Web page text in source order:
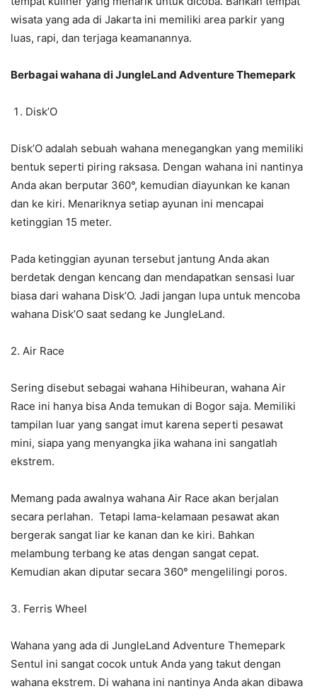
wisata yang ada di Jakarta ini memiliki area parkir yang
luas, rapi, dan terjaga keamanannya.
Berbagai wahana di JungleLand Adventure Themepark
Disk’O
Disk’O adalah sebuah wahana menegangkan yang memiliki
bentuk seperti piring raksasa. Dengan wahana ini nantinya
Anda akan berputar 360°, kemudian diayunkan ke kanan
dan ke kiri. Menariknya setiap ayunan ini mencapai
ketinggian 15 meter.
Pada ketinggian ayunan tersebut jantung Anda akan
berdetak dengan kencang dan mendapatkan sensasi luar
biasa dari wahana Disk’O. Jadi jangan lupa untuk mencoba
wahana Disk’O saat sedang ke JungleLand.
2. Air Race
Sering disebut sebagai wahana Hihibeuran, wahana Air
Race ini hanya bisa Anda temukan di Bogor saja. Memiliki
tampilan luar yang sangat imut karena seperti pesawat
mini, siapa yang menyangka jika wahana ini sangatlah
ekstrem.
Memang pada awalnya wahana Air Race akan berjalan
secara perlahan. Tetapi lama-kelamaan pesawat akan
bergerak sangat liar ke kanan dan ke kiri. Bahkan
melambung terbang ke atas dengan sangat cepat.
Kemudian akan diputar secara 360° mengelilingi poros.
3. Ferris Wheel
Wahana yang ada di JungleLand Adventure Themepark
Sentul ini sangat cocok untuk Anda yang takut dengan
wahana ekstrem. Di wahana ini nantinya Anda akan dibawa